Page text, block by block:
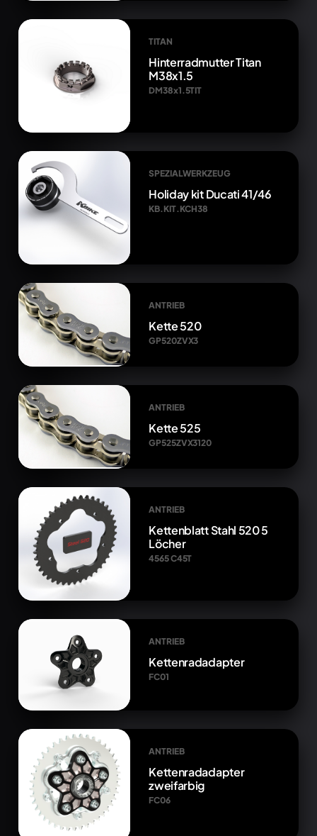
TITAN
Hinterradmutter Titan
M38x1.5
DM38x1.5TIT
SPEZIALWERKZEUG
Holiday kit Ducati 41/46
KB.KIT.KCH38
ANTRIEB
Kette 520
GP520ZVX3
ANTRIEB
Kette 525
GP525ZVX3120
ANTRIEB
Kettenblatt Stahl 520 5
Löcher
4565 C45T
ANTRIEB
Kettenradadapter
FC01
ANTRIEB
Kettenradadapter
zweifarbig
FC06